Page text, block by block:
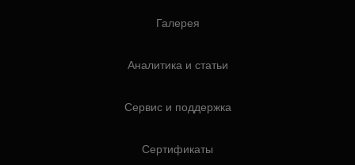
Галерея
Аналитика и статьи
Сервис и поддержка
Сертификаты